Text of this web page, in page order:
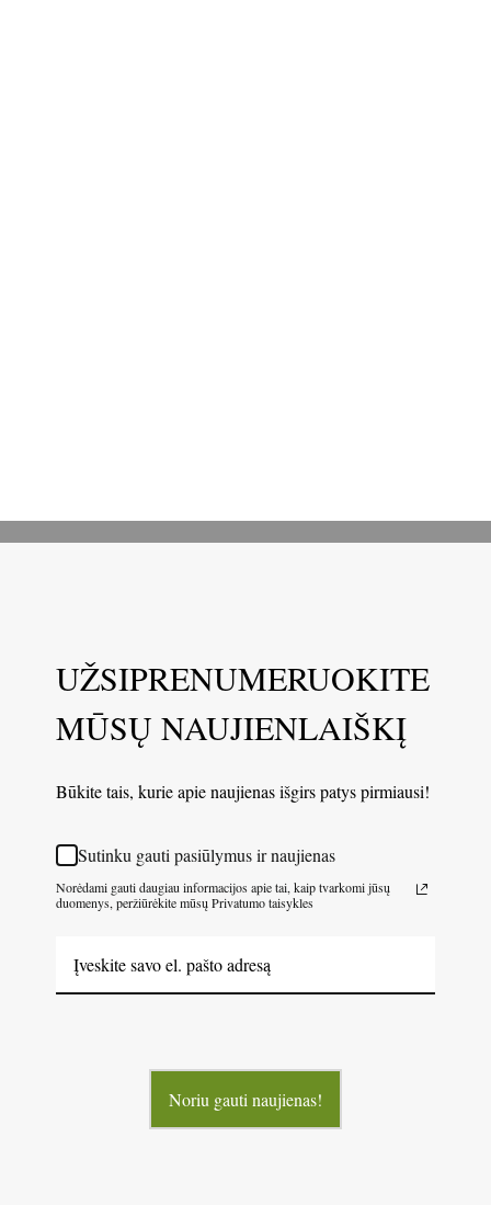
UŽSIPRENUMERUOKITE
MŪSŲ NAUJIENLAIŠKĮ
Būkite tais, kurie apie naujienas išgirs patys pirmiausi!
Sutinku gauti pasiūlymus ir naujienas
Norėdami gauti daugiau informacijos apie tai, kaip tvarkomi jūsų
duomenys, peržiūrėkite mūsų Privatumo taisykles
Noriu gauti naujienas!